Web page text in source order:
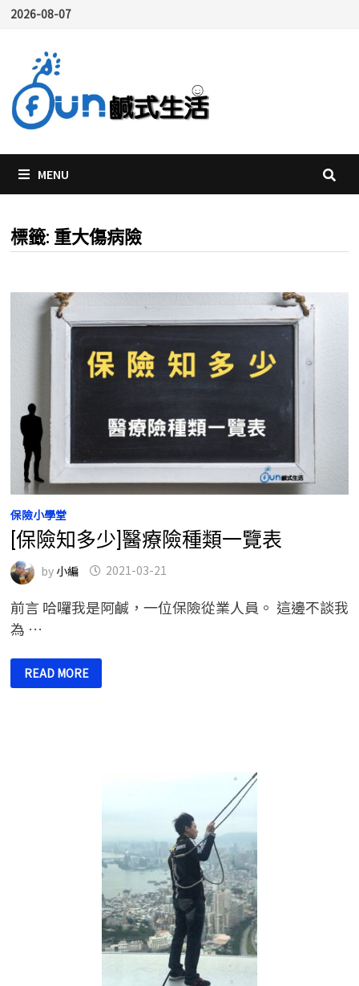
Skip
content
2026-08-07
MENU
標籤: 重大傷病險
保險小學堂
[保險知多少]醫療險種類一覽表
by 小編 2021-03-21
前言 哈囉我是阿鹹，一位保險從業人員。 這邊不談我
為 …
[保
險
知
READ MORE